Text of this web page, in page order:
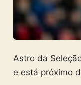
Astro da
e está próximo